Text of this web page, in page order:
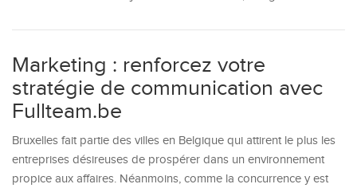
Marketing : renforcez votre
stratégie de communication avec
Fullteam.be
Bruxelles fait partie des villes en Belgique qui attirent le plus les
entreprises désireuses de prospérer dans un environnement
propice aux affaires. Néanmoins, comme la concurrence y est